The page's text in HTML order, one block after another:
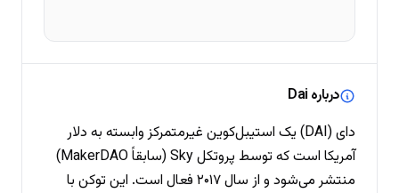
درباره Dai
دای (DAI) یک استیبل‌کوین غیرمتمرکز وابسته به دلار
آمریکا است که توسط پروتکل Sky (سابقاً MakerDAO)
منتشر می‌شود و از سال ۲۰۱۷ فعال است. این توکن با